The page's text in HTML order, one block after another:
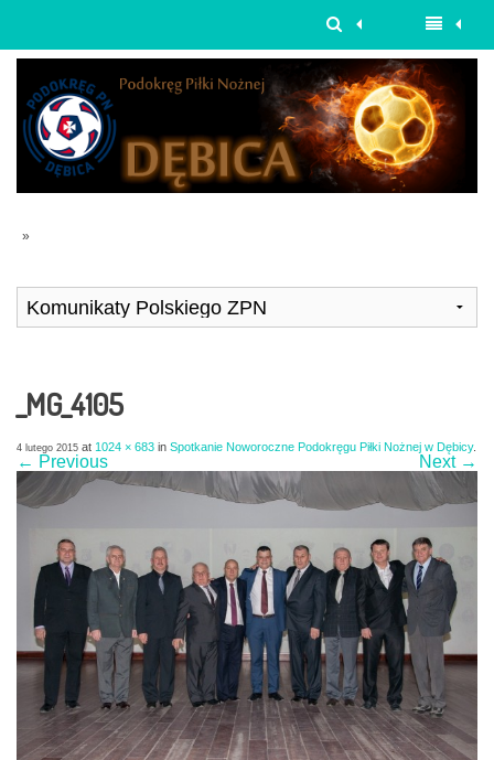
»
_MG_4105
4 lutego 2015 at 1024 × 683 in Spotkanie Noworoczne Podokręgu Piłki Nożnej w Dębicy.
← Previous Next →